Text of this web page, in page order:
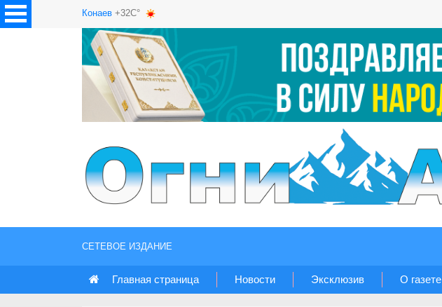
Конаев +32C°
СЕТЕВОЕ ИЗДАНИЕ
Главная страница Новости Эксклюзив О газете